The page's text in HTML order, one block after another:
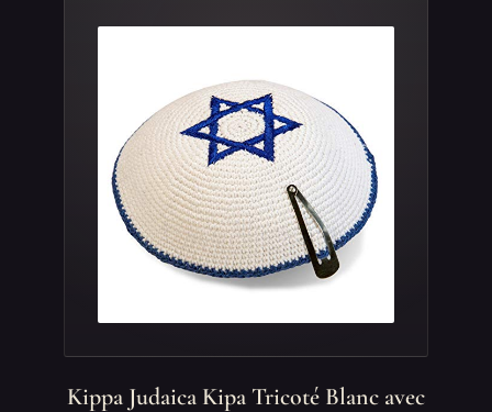
Kippa Judaica Kipa Tricoté Blanc avec